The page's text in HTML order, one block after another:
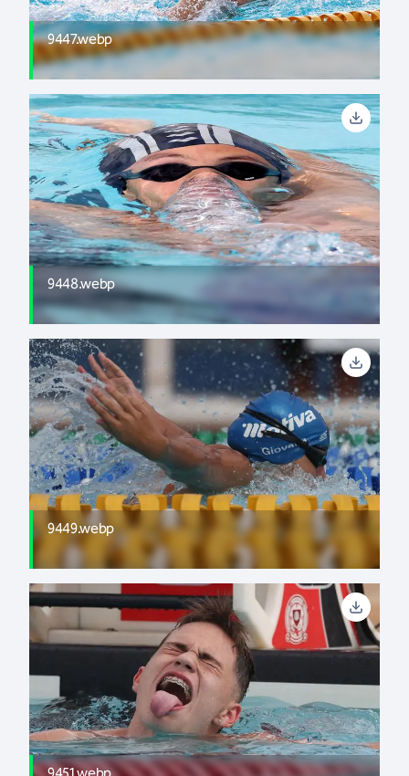
9447.webp
9448.webp
9449.webp